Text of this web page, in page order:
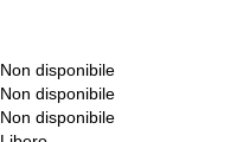
Non disponibile
Non disponibile
Non disponibile